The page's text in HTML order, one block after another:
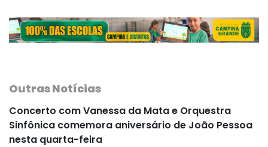
Outras Notícias
Concerto com Vanessa da Mata e Orquestra
Sinfônica comemora aniversário de João Pessoa
nesta quarta-feira